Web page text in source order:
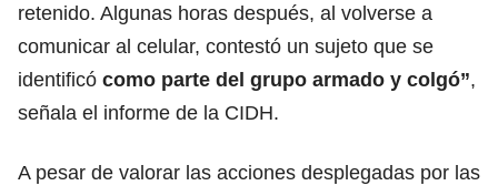
retenido. Algunas horas después, al volverse a
comunicar al celular, contestó un sujeto que se
identificó como parte del grupo armado y colgó”,
señala el informe de la CIDH.
A pesar de valorar las acciones desplegadas por las